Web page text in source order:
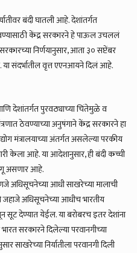
बंदी घातली आहे. देशांतर्गत
केंद्र सरकारने हे पाऊल उचललं
निर्णयानुसार, आता ३० सप्टेंबर
या संदर्भातील वृत्त एएनआयने दिलं आहे.
देशांतर्गत पुरवठ्याच्या चिंतेमुळे व
ठेवण्याच्या अनुषंगाने केंद्र सरकारने हा
मंत्रालयाच्या अंतर्गत असलेल्या परकीय
केला आहे. या आदेशानुसार, ही बंदी कच्ची
असणार आहे.
अधिसूचनेच्या आधी साखरेच्या मालाची
अधिसूचनेच्या आधीच भारतीय
सूट देण्यात येईल. या बरोबरच इतर देशांना
सरकारने दिलेल्या परवानगीच्या
साखरेच्या निर्यातीला परवानगी दिली